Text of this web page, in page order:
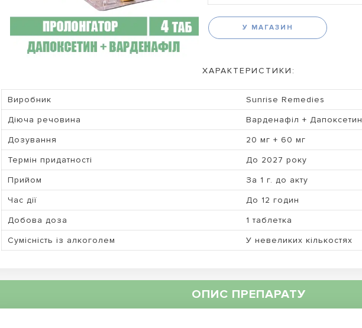
У МАГАЗИН
ХАРАКТЕРИСТИКИ:
Виробник
Sunrise Remedies
Діюча речовина
Варденафіл + Дапоксетин
Дозування
20 мг + 60 мг
Термін придатності
До 2027 року
Прийом
За 1 г. до акту
Час дії
До 12 годин
Добова доза
1 таблетка
Сумісність із алкоголем
У невеликих кількостях
ОПИС ПРЕПАРАТУ